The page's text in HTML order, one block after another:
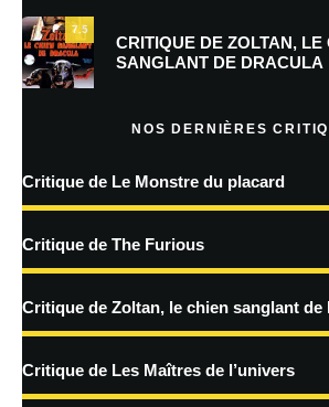
Prévenez-moi de tous les nouveaux commentaires
Prévenez-moi de tous les nouveaux articles par e-
traitées
7.5
CRITIQUE DE ZOLTAN, LE
SANGLANT DE DRACULA
NOS DERNIÈRES
Critique de Le Monstre du placard
Critique de The Furious
Critique de Zoltan, le chien sanglant de
Critique de Les Maîtres de l’univers